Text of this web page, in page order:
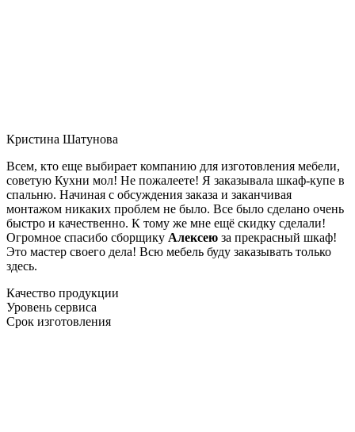
Кристина Шатунова
Всем, кто еще выбирает компанию для изготовления мебели,
советую Кухни мол! Не пожалеете! Я заказывала шкаф-купе в
спальню. Начиная с обсуждения заказа и заканчивая
монтажом никаких проблем не было. Все было сделано очень
быстро и качественно. К тому же мне ещё скидку сделали!
Огромное спасибо сборщику Алексею за прекрасный шкаф!
Это мастер своего дела! Всю мебель буду заказывать только
здесь.
Качество продукции
Уровень сервиса
Срок изготовления